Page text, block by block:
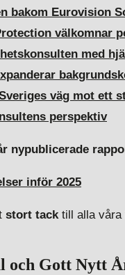
bakom Eurovision
välkomnar
med
väg mot ett
perspektiv
nypublicerade
inför 2025
stort tacktill alla våra
och Gott Nytt